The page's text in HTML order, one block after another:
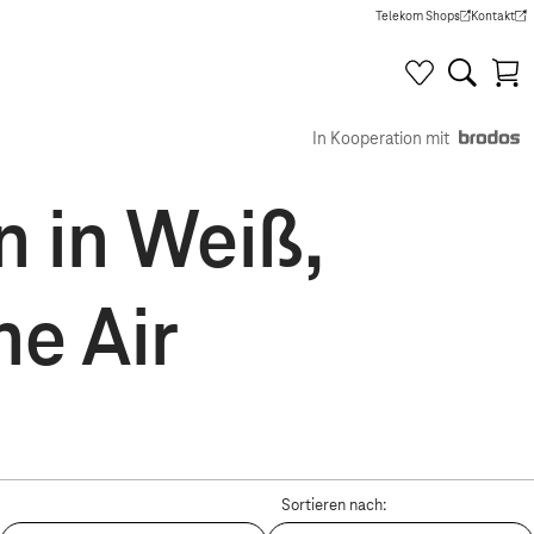
Telekom Shops
(Wird in einem neuen Tab
Kontakt
(Wird in
In Kooperation mit
in Weiß,
Air
Sortieren nach: